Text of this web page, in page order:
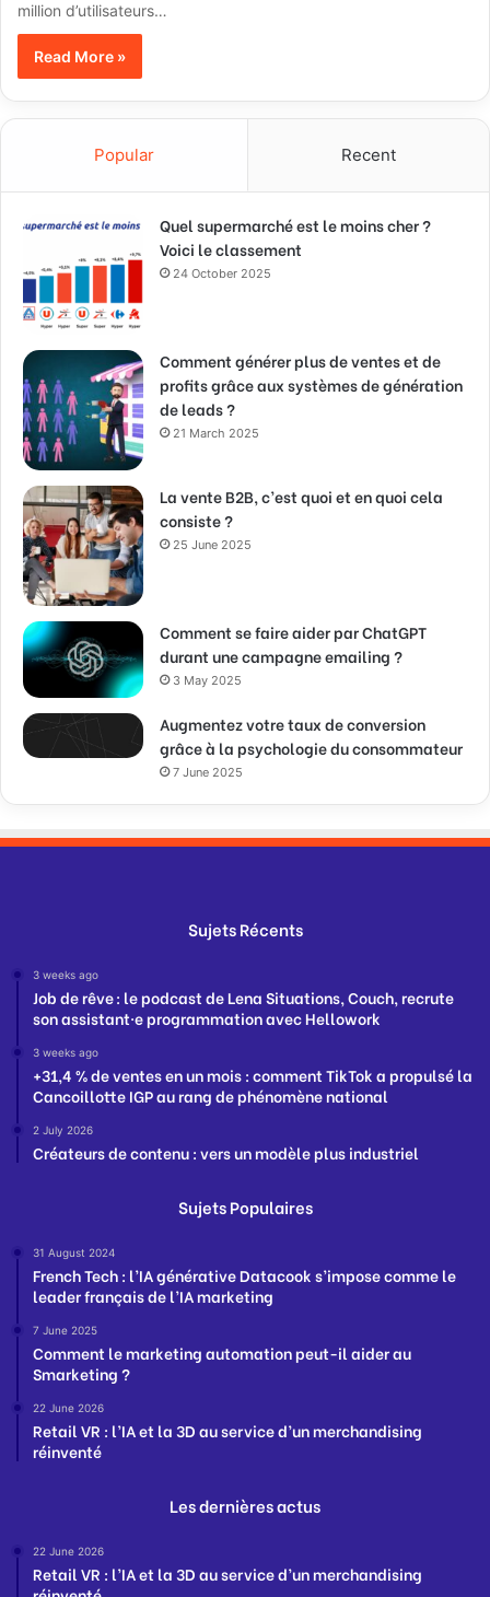
million d’utilisateurs…
Read More »
Popular Recent
Quel supermarché est le moins cher ?
Voici le classement
24 October 2025
Comment générer plus de ventes et de
profits grâce aux systèmes de génération
de leads ?
21 March 2025
La vente B2B, c’est quoi et en quoi cela
consiste ?
25 June 2025
Comment se faire aider par ChatGPT
durant une campagne emailing ?
3 May 2025
Augmentez votre taux de conversion
grâce à la psychologie du consommateur
7 June 2025
Sujets Récents
3 weeks ago
Job de rêve : le podcast de Lena Situations, Couch, recrute
son assistant·e programmation avec Hellowork
3 weeks ago
+31,4 % de ventes en un mois : comment TikTok a propulsé la
Cancoillotte IGP au rang de phénomène national
2 July 2026
Créateurs de contenu : vers un modèle plus industriel
Sujets Populaires
31 August 2024
French Tech : l’IA générative Datacook s’impose comme le
leader français de l’IA marketing
7 June 2025
Comment le marketing automation peut-il aider au
Smarketing ?
22 June 2026
Retail VR : l’IA et la 3D au service d’un merchandising
réinventé
Les dernières actus
22 June 2026
Retail VR : l’IA et la 3D au service d’un merchandising